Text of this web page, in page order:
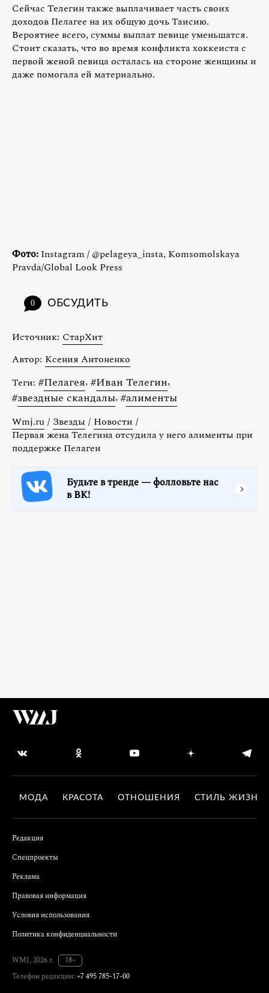
Сейчас Телегин также выплачивает часть своих
доходов Пелагее на их общую дочь Таисию.
Вероятнее всего, суммы выплат певице уменьшатся.
Стоит сказать, что во время конфликта хоккеиста с
первой женой певица осталась на стороне женщины и
даже помогала ей материально.
Фото: Instagram / @pelageya_insta, Komsomolskaya
Pravda/Global Look Press
0 ОБСУДИТЬ
Источник: СтарХит
Автор: Ксения Антоненко
Теги: #Пелагея, #Иван Телегин,
#звездные скандалы, #алименты
Wmj.ru / Звезды / Новости /
Первая жена Телегина отсудила у него алименты при
поддержке Пелагеи
Будьте в тренде — фолловьте нас
в ВК!
МОДА КРАСОТА ОТНОШЕНИЯ СТИЛЬ ЖИЗНИ
Редакция
Спецпроекты
Реклама
Правовая информация
Условия использования
Политика конфиденциальности
WMJ, 2026 г.
18+
Телефон редакции: +7 495 785-17-00